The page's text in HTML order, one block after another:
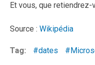
Et vous, que
Source : Wikipédia
Tag: dates